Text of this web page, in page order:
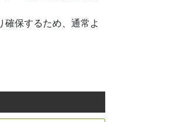
確保するため、通常よ